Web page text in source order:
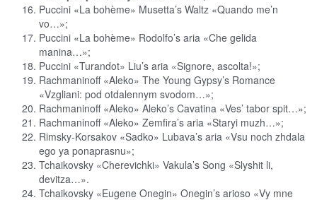
Puccini «La bohème» Musetta’s Waltz «Quando me’n
vo…»;
Puccini «La bohème» Rodolfo’s aria «Che gelida
manina…»;
Puccini «Turandot» Liu’s aria «Signore, ascolta!»;
Rachmaninoff «Aleko» The Young Gypsy’s Romance
«Vzgliani: pod otdalennym svodom…»;
Rachmaninoff «Aleko» Aleko’s Cavatina «Ves’ tabor spit…»;
Rachmaninoff «Aleko» Zemfira’s aria «Staryi muzh…»;
Rimsky-Korsakov «Sadko» Lubava’s aria «Vsu noch zhdala
ego ya ponaprasnu»;
Tchaikovsky «Cherevichki» Vakula’s Song «Slyshit li,
devitza…».
Tchaikovsky «Eugene Onegin» Onegin’s arioso «Vy mne